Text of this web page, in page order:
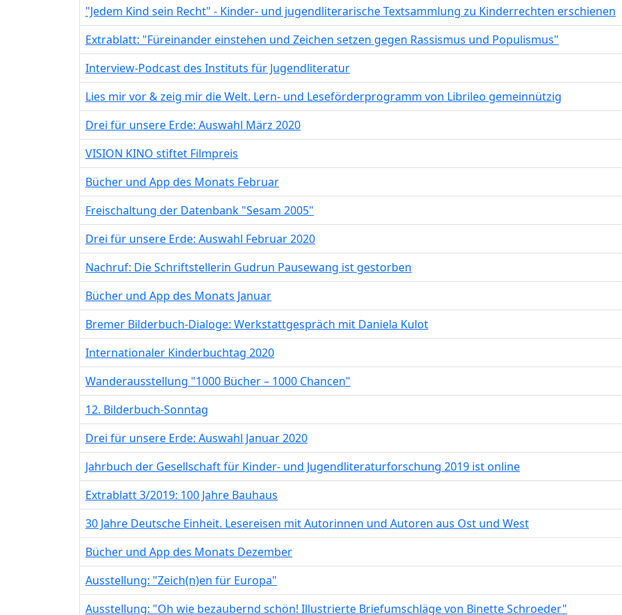
"Jedem Kind sein Recht" - Kinder- und jugendliterarische Textsammlung zu Kinderrechten erschienen
Extrablatt: "Füreinander einstehen und Zeichen setzen gegen Rassismus und Populismus"
Interview-Podcast des Instituts für Jugendliteratur
Lies mir vor & zeig mir die Welt. Lern- und Leseförderprogramm von Librileo gemeinnützig
Drei für unsere Erde: Auswahl März 2020
VISION KINO stiftet Filmpreis
Bücher und App des Monats Februar
Freischaltung der Datenbank "Sesam 2005"
Drei für unsere Erde: Auswahl Februar 2020
Nachruf: Die Schriftstellerin Gudrun Pausewang ist gestorben
Bücher und App des Monats Januar
Bremer Bilderbuch-Dialoge: Werkstattgespräch mit Daniela Kulot
Internationaler Kinderbuchtag 2020
Wanderausstellung "1000 Bücher – 1000 Chancen"
12. Bilderbuch-Sonntag
Drei für unsere Erde: Auswahl Januar 2020
Jahrbuch der Gesellschaft für Kinder- und Jugendliteraturforschung 2019 ist online
Extrablatt 3/2019: 100 Jahre Bauhaus
30 Jahre Deutsche Einheit. Lesereisen mit Autorinnen und Autoren aus Ost und West
Bücher und App des Monats Dezember
Ausstellung: "Zeich(n)en für Europa"
Ausstellung: "Oh wie bezaubernd schön! Illustrierte Briefumschläge von Binette Schroeder"